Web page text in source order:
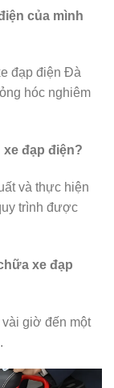
của mình
đạp điện Đà
hóc nghiêm
đạp điện?
và thực hiện
trình được
xe đạp
giờ đến một